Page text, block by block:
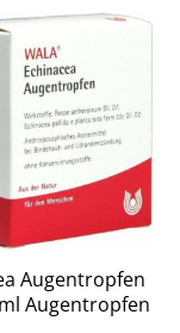
Augentropfen
Augentropfen